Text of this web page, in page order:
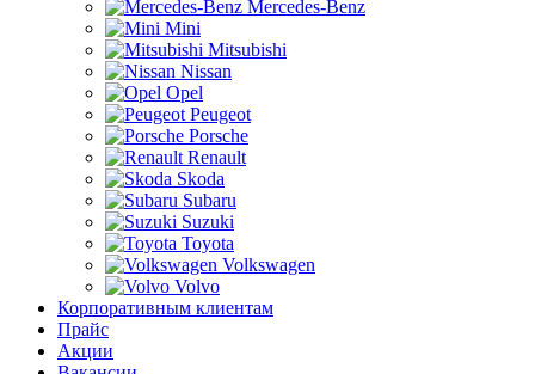
Mercedes-Benz
Mini
Mitsubishi
Nissan
Opel
Peugeot
Porsche
Renault
Skoda
Subaru
Suzuki
Toyota
Volkswagen
Volvo
Корпоративным клиентам
Прайс
Акции